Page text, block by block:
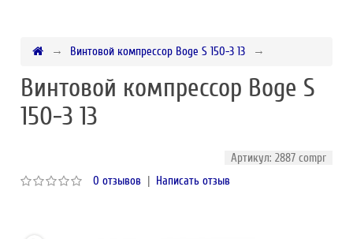
Винтовой компрессор Boge S 150-3 13
Винтовой компрессор Boge S
150-3 13
Артикул: 2887 compr
0 отзывов | Написать отзыв